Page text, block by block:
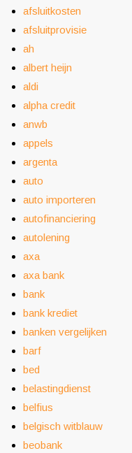
afsluitkosten
afsluitprovisie
ah
albert heijn
aldi
alpha credit
anwb
appels
argenta
auto
auto importeren
autofinanciering
autolening
axa
axa bank
bank
bank krediet
banken vergelijken
barf
bed
belastingdienst
belfius
belgisch witblauw
beobank